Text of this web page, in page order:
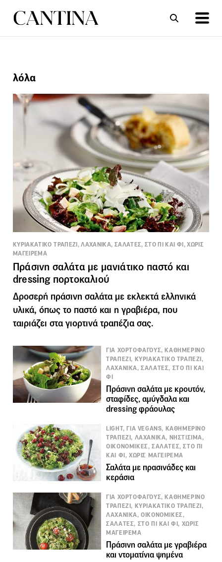
λόλα
ΚΥΡΙΑΚΑΤΙΚΟ ΤΡΑΠΕΖΙ, ΛΑΧΑΝΙΚΑ, ΣΑΛΑΤΕΣ, ΣΤΟ ΠΙ ΚΑΙ ΦΙ, ΧΩΡΙΣ
ΜΑΓΕΙΡΕΜΑ
Πράσινη σαλάτα με μανιάτικο παστό και
dressing πορτοκαλιού
Δροσερή πράσινη σαλάτα με εκλεκτά ελληνικά
υλικά, όπως το παστό και η γραβιέρα, που
ταιριάζει στα γιορτινά τραπέζια σας.
ΓΙΑ ΧΟΡΤΟΦΑΓΟΥΣ, ΚΑΘΗΜΕΡΙΝΟ
ΤΡΑΠΕΖΙ, ΚΥΡΙΑΚΑΤΙΚΟ ΤΡΑΠΕΖΙ,
ΛΑΧΑΝΙΚΑ, ΣΑΛΑΤΕΣ, ΣΤΟ ΠΙ ΚΑΙ
ΦΙ
Πράσινη σαλάτα με κρουτόν,
σταφίδες, αμύγδαλα και
dressing φράουλας
LIGHT, ΓΙΑ VEGANS, ΚΑΘΗΜΕΡΙΝΟ
ΤΡΑΠΕΖΙ, ΛΑΧΑΝΙΚΑ, ΝΗΣΤΙΣΙΜΑ,
ΟΙΚΟΝΟΜΙΚΕΣ, ΣΑΛΑΤΕΣ, ΣΤΟ ΠΙ
ΚΑΙ ΦΙ, ΧΩΡΙΣ ΜΑΓΕΙΡΕΜΑ
Σαλάτα με πρασινάδες και
κεράσια
ΓΙΑ ΧΟΡΤΟΦΑΓΟΥΣ, ΚΑΘΗΜΕΡΙΝΟ
ΤΡΑΠΕΖΙ, ΚΥΡΙΑΚΑΤΙΚΟ ΤΡΑΠΕΖΙ,
ΛΑΧΑΝΙΚΑ, ΟΙΚΟΝΟΜΙΚΕΣ,
ΣΑΛΑΤΕΣ, ΣΤΟ ΠΙ ΚΑΙ ΦΙ, ΧΩΡΙΣ
ΜΑΓΕΙΡΕΜΑ
Πράσινη σαλάτα με γραβιέρα
και ντοματίνια ψημένα